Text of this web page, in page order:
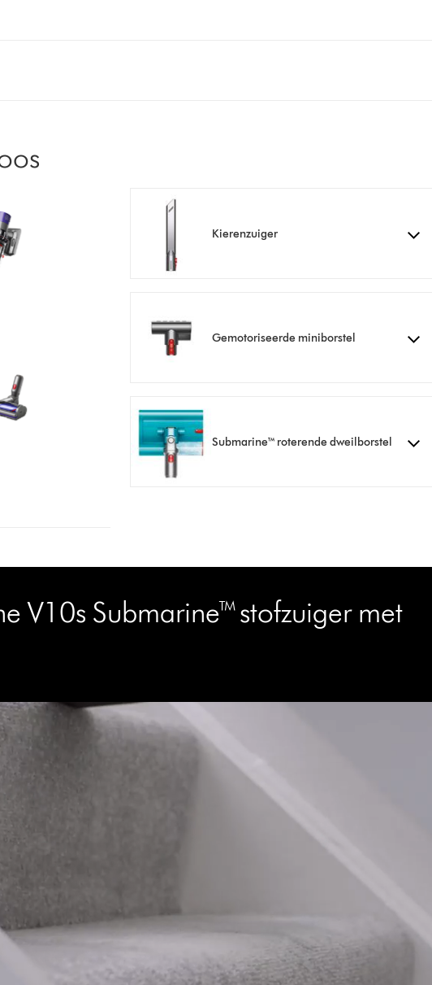
Kierenzuiger
Gemotoriseerde miniborstel
Submarine™ roterende dweilborstel
V10s Submarine™ stofzuiger met